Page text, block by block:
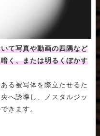
て写真や動画の四隅など
く、または明るくぼかす
る被写体を際立たせるた
へ誘導し、ノスタルジッ
きます。